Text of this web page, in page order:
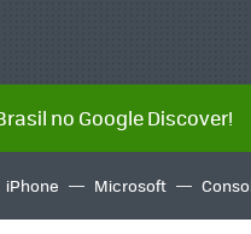
no Google Discover!
iPhone Microsoft